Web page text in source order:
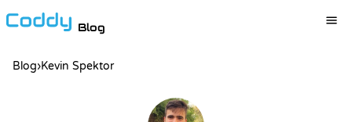
Blog
Blog›Kevin Spektor